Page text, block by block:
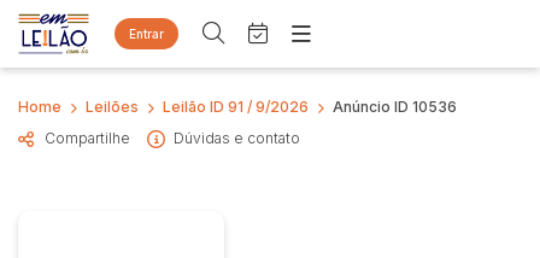
Entrar
Criar conta Entrar
Site
Busca por palavra-chave
Home
Home Leilões Leilão ID 91 / 9/2026
Anúncio ID 10536
Compartilhe
Dúvidas e contato